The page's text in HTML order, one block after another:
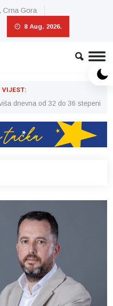
Crna Gora
8 Aug. 2026.
VIJEST:
dnevna od 32 do 36 stepeni